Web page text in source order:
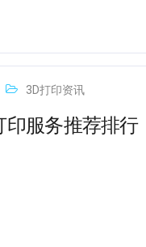
3D打印资讯
印服务推荐排行